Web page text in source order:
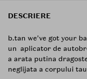
DESCRIERE
b.tan we've got your
un aplicator de
a arata putina
neglijata a corpului